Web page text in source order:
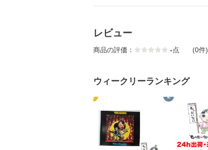
レビュー
商品の評価： -点 (0件)
ウィークリーランキング
1 2